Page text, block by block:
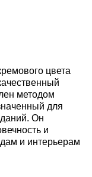
цвета
методом
для
Он
и
и интерьерам